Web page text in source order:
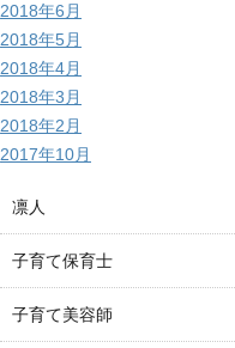
2018年6月
2018年5月
2018年4月
2018年3月
2018年2月
2017年10月
凛人
子育て保育士
子育て美容師